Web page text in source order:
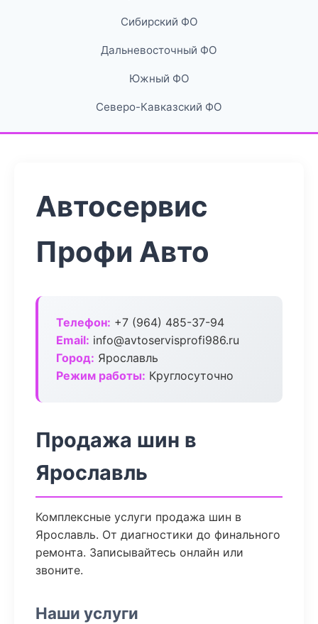
Сибирский ФО
Дальневосточный ФО
Южный ФО
Северо-Кавказский ФО
Автосервис
Профи Авто
Телефон: +7 (964) 485-37-94
Email: info@avtoservisprofi986.ru
Город: Ярославль
Режим работы: Круглосуточно
Продажа шин в
Ярославль
Комплексные услуги продажа шин в
Ярославль. От диагностики до финального
ремонта. Записывайтесь онлайн или
звоните.
Наши услуги